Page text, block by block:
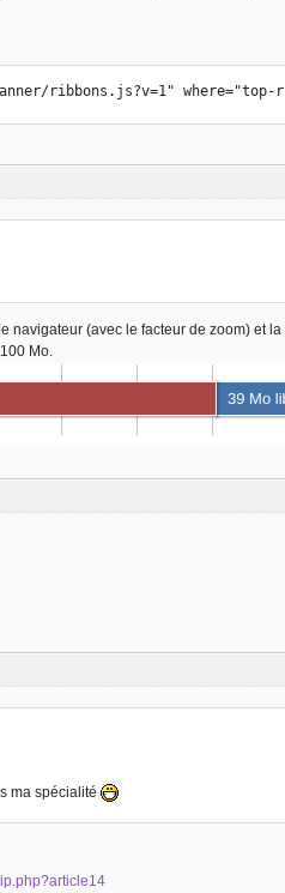
ribbons.js?v=1"
navigateur (avec le facteur de zoom) et
Mo.
ma spécialité